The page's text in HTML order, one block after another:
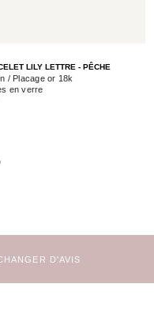
LILY LETTRE - PÊCHE
/ Placage or 18k
en verre
D'AVIS